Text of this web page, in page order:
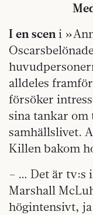
I en sceni
alldeles
försöker
sina tankar
samhällslivet.
Killen bakom
– … Det är tv:s
Mar­shall
högintensivt,